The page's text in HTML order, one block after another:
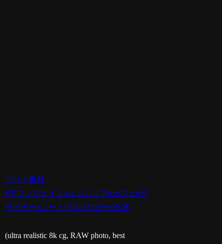
フリー素材
#アフィリエイト#エンジニア#カフェ#デ
ザイナー#ノートPC#ブロガー#仕事
(ultra realistic 8k cg, RAW photo, best